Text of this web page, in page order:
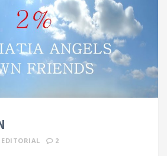
EDITORIAL 2